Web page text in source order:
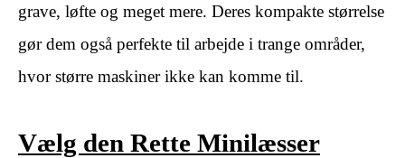
grave, løfte og meget mere. Deres kompakte størrelse
gør dem også perfekte til arbejde i trange områder,
hvor større maskiner ikke kan komme til.
Vælg den Rette Minilæsser